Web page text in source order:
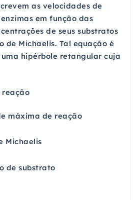
as velocidades de
em função das
de seus substratos
de Michaelis. Tal equação é
hipérbole retangular cuja
reação
máxima de reação
Michaelis
de substrato